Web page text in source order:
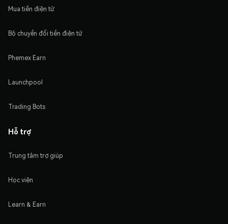
Mua tiền điện tử
Bộ chuyển đổi tiền điện tử
Phemex Earn
Launchpool
Trading Bots
Hỗ trợ
Trung tâm trợ giúp
Học viện
Learn & Earn